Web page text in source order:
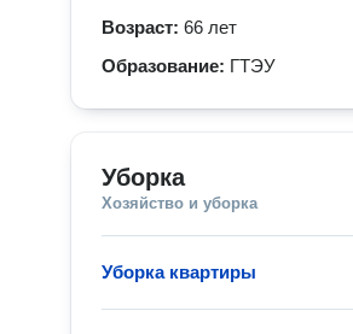
Возраст: 66 лет
Образование: ГТЭУ
Уборка
Хозяйство и уборка
Уборка квартиры